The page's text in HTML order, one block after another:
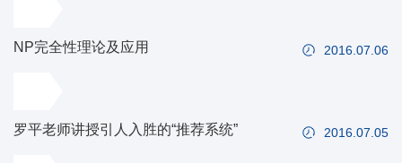
2016.07.06
NP完全性理论及应用
2016.07.05
罗平老师讲授引人入胜的“推荐系统”